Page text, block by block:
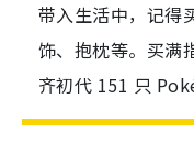
带入生活中，记得
饰、抱枕等。买满
齐初代 151 只